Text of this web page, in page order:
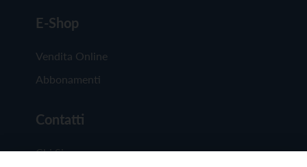
E-Shop
Vendita Online
Abbonamenti
Contatti
Chi Siamo